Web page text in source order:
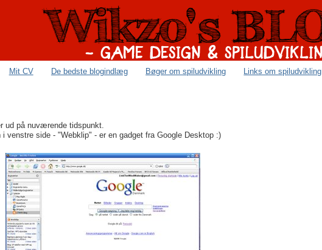
Mit CV De bedste blogindlæg Bøger om spiludvikling Links om spiludvikling
ud på nuværende tidspunkt.
venstre side - "Webklip" - er en gadget fra Google Desktop :)